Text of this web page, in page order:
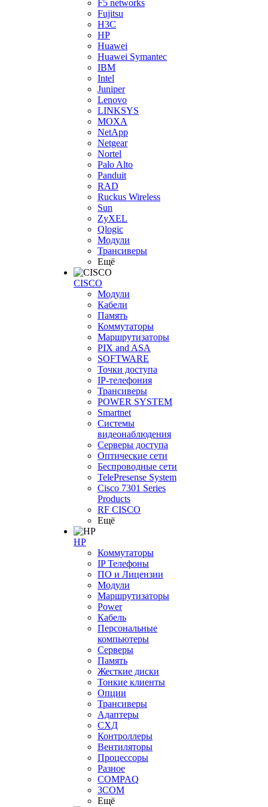
F5 networks
Fujitsu
H3С
HP
Huawei
Huawei Symantec
IBM
Intel
Juniper
Lenovo
LINKSYS
MOXA
NetApp
Netgear
Nortel
Palo Alto
Panduit
RAD
Ruckus Wireless
Sun
ZyXEL
Qlogic
Модули
Трансиверы
Ещё
CISCO
Модули
Кабели
Память
Коммутаторы
Маршрутизаторы
PIX and ASA
SOFTWARE
Точки доступа
IP-телефония
Трансиверы
POWER SYSTEM
Smartnet
Системы
видеонаблюдения
Серверы доступа
Оптические сети
Беспроводные сети
TelePresense System
Cisco 7301 Series
Products
RF CISCO
Ещё
HP
Коммутаторы
IP Телефоны
ПО и Лицензии
Модули
Маршрутизаторы
Power
Кабель
Персональные
компьютеры
Серверы
Память
Жесткие диски
Тонкие клиенты
Опции
Трансиверы
Адаптеры
СХД
Контроллеры
Вентиляторы
Процессоры
Разное
COMPAQ
3COM
Ещё